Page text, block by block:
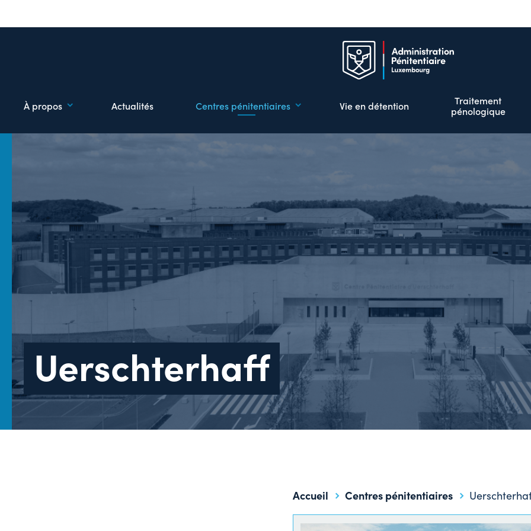
principal
À propos Actualités Centres pénitentiaires Vie en détention
Traitement
pénologique
Uerschterhaff
Accueil Centres pénitentiaires